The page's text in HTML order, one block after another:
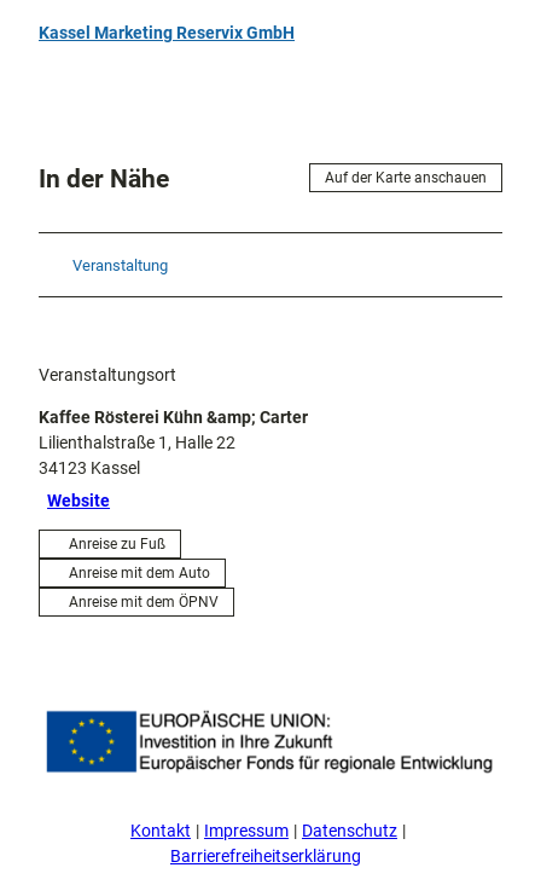
Kassel Marketing Reservix GmbH
In der Nähe Auf der Karte anschauen
Veranstaltung
Veranstaltungsort
Kaffee Rösterei Kühn &amp; Carter
Lilienthalstraße 1, Halle 22
34123 Kassel
Website
Anreise zu Fuß
Anreise mit dem Auto
Anreise mit dem ÖPNV
Kontakt Impressum
Datenschutz
Barrierefreiheitserklärung